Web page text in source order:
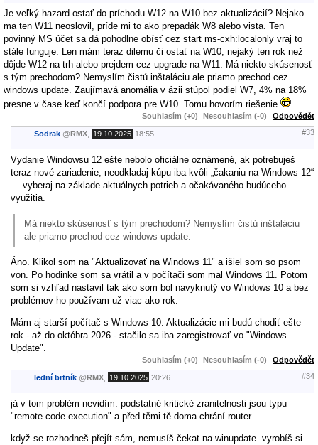
Je veľký hazard ostať do príchodu W12 na W10 bez aktualizácií? Nejako
ma ten W11 neoslovil, príde mi to ako prepadák W8 alebo vista. Ten
povinný MS účet sa dá pohodlne obísť cez start ms-cxh:localonly vraj to
stále funguje. Len mám teraz dilemu či ostať na W10, nejaký ten rok než
dôjde W12 na trh alebo prejdem cez upgrade na W11. Má niekto skúsenosť
s tým prechodom? Nemyslím čistú inštaláciu ale priamo prechod cez
windows update. Zaujímavá anomália v ázii stúpol podiel W7, 4% na 18%
presne v čase keď končí podpora pre W10. Tomu hovorím riešenie
Souhlasím (+0) Nesouhlasím (-0) Odpovědět
Sodrak @RMX 19.10.2025 18:55 #33
Vydanie Windowsu 12 ešte nebolo oficiálne oznámené, ak potrebuješ
teraz nové zariadenie, neodkladaj kúpu iba kvôli „čakaniu na Windows 12“
— vyberaj na základe aktuálnych potrieb a očakávaného budúceho
využitia.
Má niekto skúsenosť s tým prechodom? Nemyslím čistú inštaláciu
ale priamo prechod cez windows update.
Áno. Klikol som na "Aktualizovať na Windows 11" a išiel som so psom
von. Po hodinke som sa vrátil a v počítači som mal Windows 11. Potom
som si vzhľad nastavil tak ako som bol navyknutý vo Windows 10 a bez
problémov ho používam už viac ako rok.
Mám aj starší počítač s Windows 10. Aktualizácie mi budú chodiť ešte
rok - až do októbra 2026 - stačilo sa iba zaregistrovať vo "Windows
Update".
Souhlasím (+0) Nesouhlasím (-0) Odpovědět
lední brtník @RMX 19.10.2025 20:26 #34
já v tom problém nevidím. podstatné kritické zranitelnosti jsou typu
"remote code execution" a před těmi tě doma chrání router.
když se rozhodneš přejít sám, nemusíš čekat na winupdate. vyrobíš si